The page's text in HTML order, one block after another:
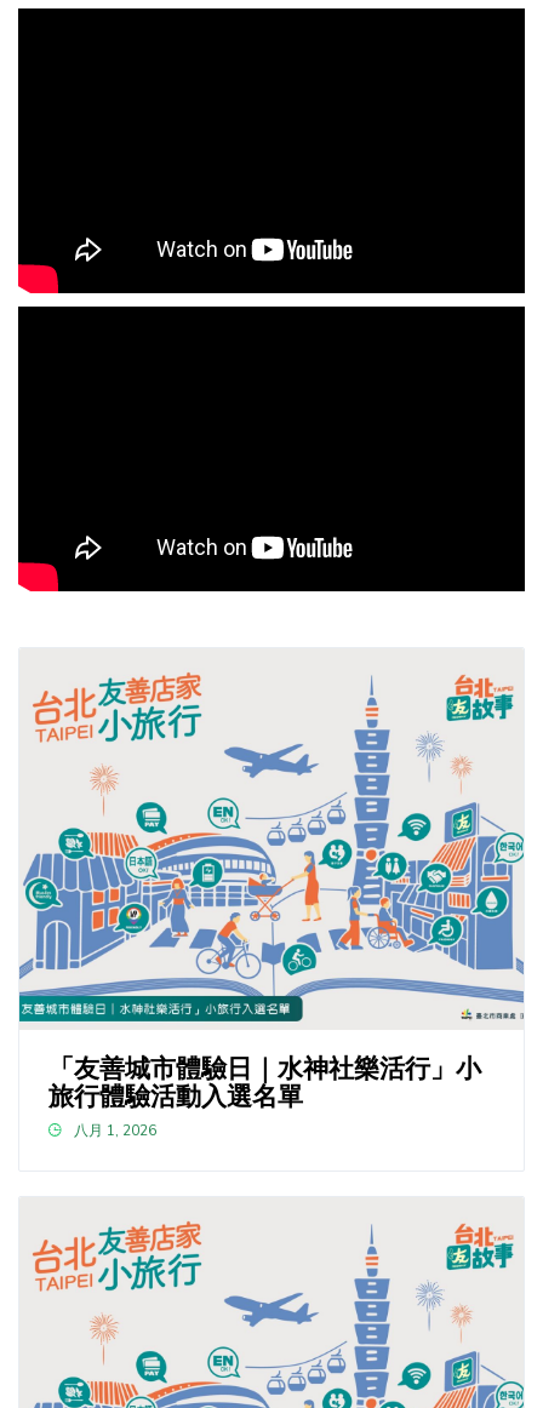
「友善城市體驗日｜水神社樂活行」小
旅行體驗活動入選名單
八月 1, 2026